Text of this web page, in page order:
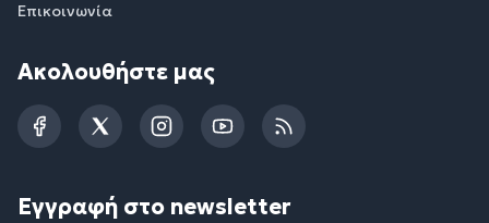
Επικοινωνία
Ακολουθήστε μας
FacebookTwitterInstagramYouTubeRSS
Εγγραφή στο newsletter